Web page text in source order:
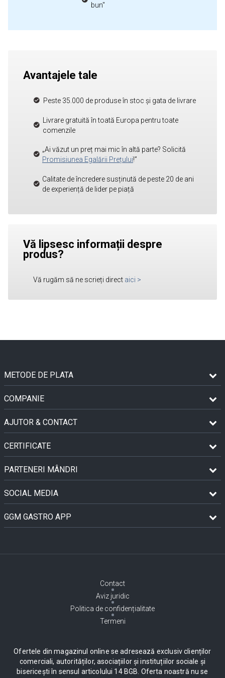
bun"
Avantajele tale
Peste 35.000 de produse în stoc și gata de livrare
Livrare gratuită în toată Europa pentru toate
comenzile
„Ai văzut un preț mai mic în altă parte? Solicită
Promisiunea Egalării Prețului!”
Calitate de încredere susținută de peste 20 de ani
de experiență de lider pe piață
Vă lipsesc informații despre
produs?
Vă rugăm să ne scrieți direct aici >
METODE DE PLATA
COMPANIE
AJUTOR & CONTACT
CERTIFICATE
PARTENERI MÂNDRI
SOCIAL MEDIA
GGM GASTRO APP
Contact
Aviz juridic
Politica de confidențialitate
Termeni
Ofertele din magazinul online se adresează exclusiv clienților
comerciali, autorităților, asociațiilor și instituțiilor sociale și
bisericești în sensul articolului 14 BGB. Oferta noastră nu se